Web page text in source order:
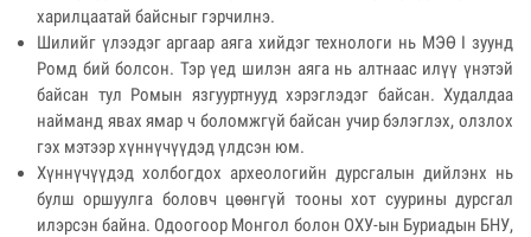
харилцаатай байсныг гэрчилнэ.
Шилийг үлээдэг аргаар аяга хийдэг технологи нь МЭӨ I зуунд
Ромд бий болсон. Тэр үед шилэн аяга нь алтнаас илүү үнэтэй
байсан тул Ромын язгууртнууд хэрэглэдэг байсан. Худалдаа
найманд явах ямар ч боломжгүй байсан учир бэлэглэх, олзлох
гэх мэтээр хүннүчүүдэд үлдсэн юм.
Хүннүчүүдэд холбогдох археологийн дурсгалын дийлэнх нь
булш оршуулга боловч цөөнгүй тооны хот суурины дурсгал
илэрсэн байна. Одоогоор Монгол болон ОХУ-ын Буриадын БНУ,